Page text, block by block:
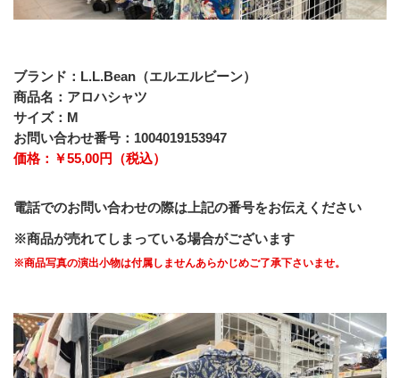
ブランド：L.L.Bean（エルエルビーン）
商品名：アロハシャツ
サイズ：M
お問い合わせ番号：1004019153947
価格：￥55,00円（税込）
電話でのお問い合わせの際は上記の番号をお伝えください
※商品が売れてしまっている場合がございます
※商品写真の演出小物は付属しませんあらかじめご了承下さいませ。